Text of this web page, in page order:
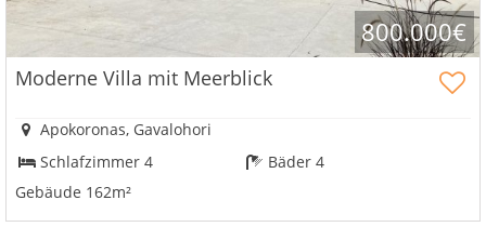
800.000€
Moderne Villa mit Meerblick
Apokoronas, Gavalohori
Schlafzimmer 4
Bäder 4
Gebäude 162m²